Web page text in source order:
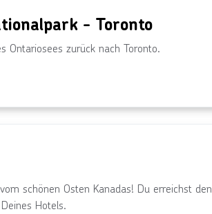
- Toronto
Ontariosees zurück nach Toronto.
schönen Osten Kanadas! Du erreichst den
Hotels.